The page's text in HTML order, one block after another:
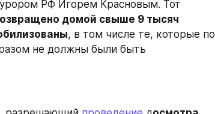
РФ Игорем Красновым. Тот
домой свыше 9 тысяч
, в том числе те, которые по
не должны были быть